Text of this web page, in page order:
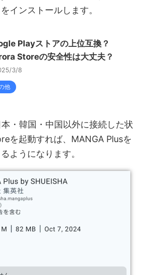
インストールします。
Playストアの上位互換？
Storeの安全性は大丈夫？
3/8
他
・韓国・中国以外に接続した状
を起動すれば、MANGA Plusを
ようになります。